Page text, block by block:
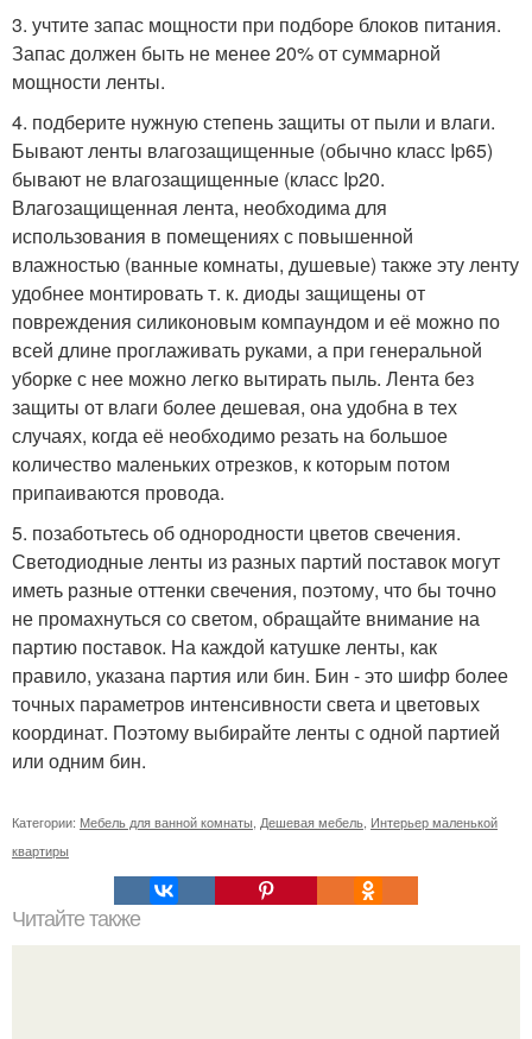
3. учтите запас мощности при подборе блоков питания.
Запас должен быть не менее 20% от суммарной
мощности ленты.
4. подберите нужную степень защиты от пыли и влаги.
Бывают ленты влагозащищенные (обычно класс Ip65)
бывают не влагозащищенные (класс Ip20.
Влагозащищенная лента, необходима для
использования в помещениях с повышенной
влажностью (ванные комнаты, душевые) также эту ленту
удобнее монтировать т. к. диоды защищены от
повреждения силиконовым компаундом и её можно по
всей длине проглаживать руками, а при генеральной
уборке с нее можно легко вытирать пыль. Лента без
защиты от влаги более дешевая, она удобна в тех
случаях, когда её необходимо резать на большое
количество маленьких отрезков, к которым потом
припаиваются провода.
5. позаботьтесь об однородности цветов свечения.
Светодиодные ленты из разных партий поставок могут
иметь разные оттенки свечения, поэтому, что бы точно
не промахнуться со светом, обращайте внимание на
партию поставок. На каждой катушке ленты, как
правило, указана партия или бин. Бин - это шифр более
точных параметров интенсивности света и цветовых
координат. Поэтому выбирайте ленты с одной партией
или одним бин.
Категории: Мебель для ванной комнаты, Дешевая мебель, Интерьер маленькой
квартиры
Читайте также